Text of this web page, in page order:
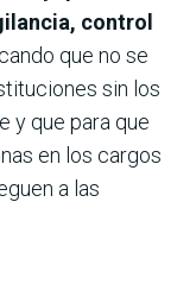
control
que no se
sin los
y que para que
en los cargos
a las